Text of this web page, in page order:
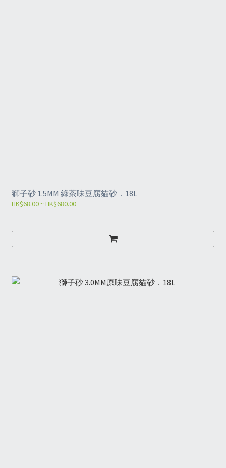
獅子砂 1.5MM 綠茶味豆腐貓砂．18L
HK$68.00 ~ HK$680.00